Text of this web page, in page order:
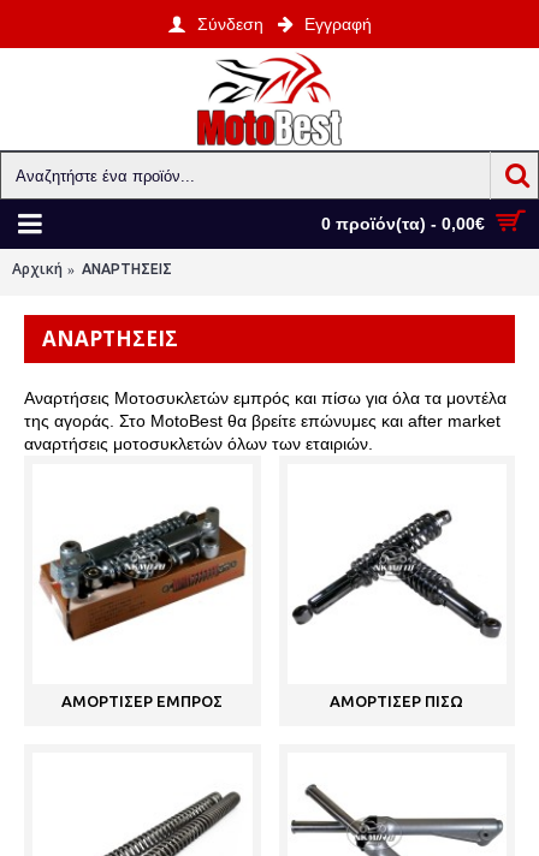
Σύνδεση Εγγραφή
0 προϊόν(τα) - 0,00€
Αρχική ΑΝΑΡΤΗΣΕΙΣ
ΑΝΑΡΤΗΣΕΙΣ
Αναρτήσεις Μοτοσυκλετών εμπρός και πίσω για όλα τα μοντέλα
της αγοράς. Στο MotoBest θα βρείτε επώνυμες και after market
αναρτήσεις μοτοσυκλετών όλων των εταιριών.
ΑΜΟΡΤΙΣΕΡ ΕΜΠΡΟΣ ΑΜΟΡΤΙΣΕΡ ΠΙΣΩ